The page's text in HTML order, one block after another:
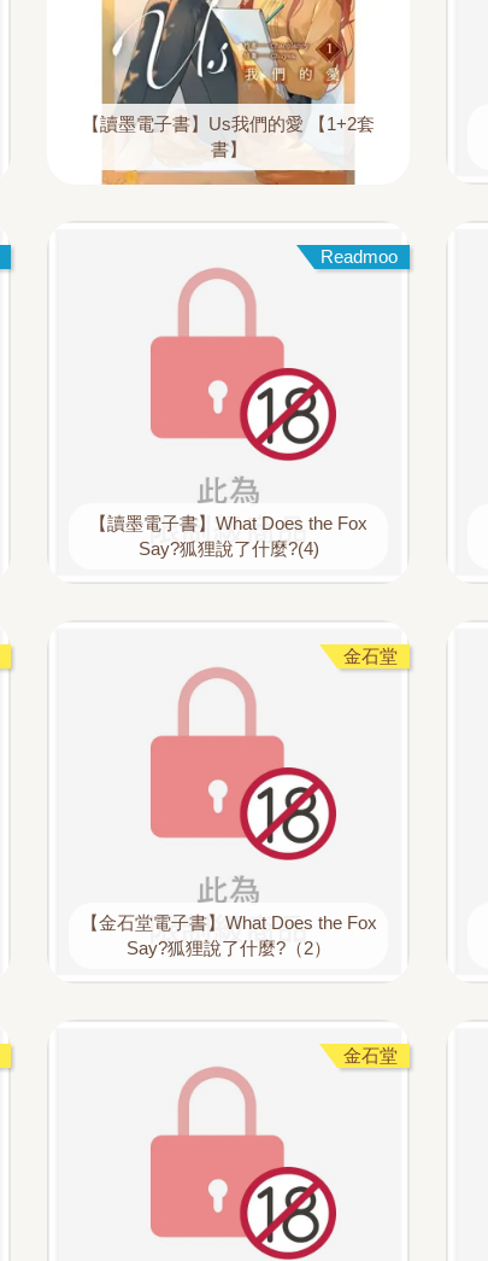
【讀墨電子書】Us我們的愛 【1+2套
書】
Readmoo
【讀墨電子書】What Does the Fox
Say?狐狸說了什麼?(4)
金石堂
【金石堂電子書】What Does the Fox
Say?狐狸說了什麼?（2）
金石堂